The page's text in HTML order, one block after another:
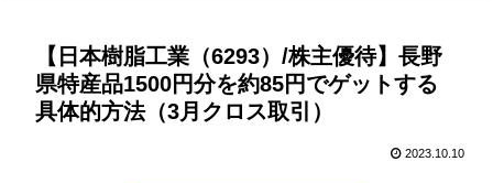
【日本樹脂工業（6293）/株主優待】長野
県特産品1500円分を約85円でゲットする
具体的方法（3月クロス取引）
2023.10.10